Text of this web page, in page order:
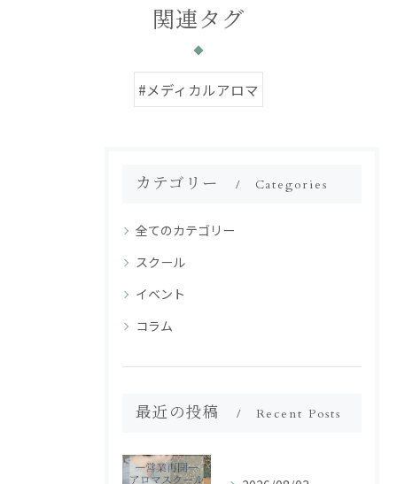
関連タグ
#メディカルアロマ
カテゴリー Categories
全てのカテゴリー
スクール
イベント
コラム
最近の投稿 Recent Posts